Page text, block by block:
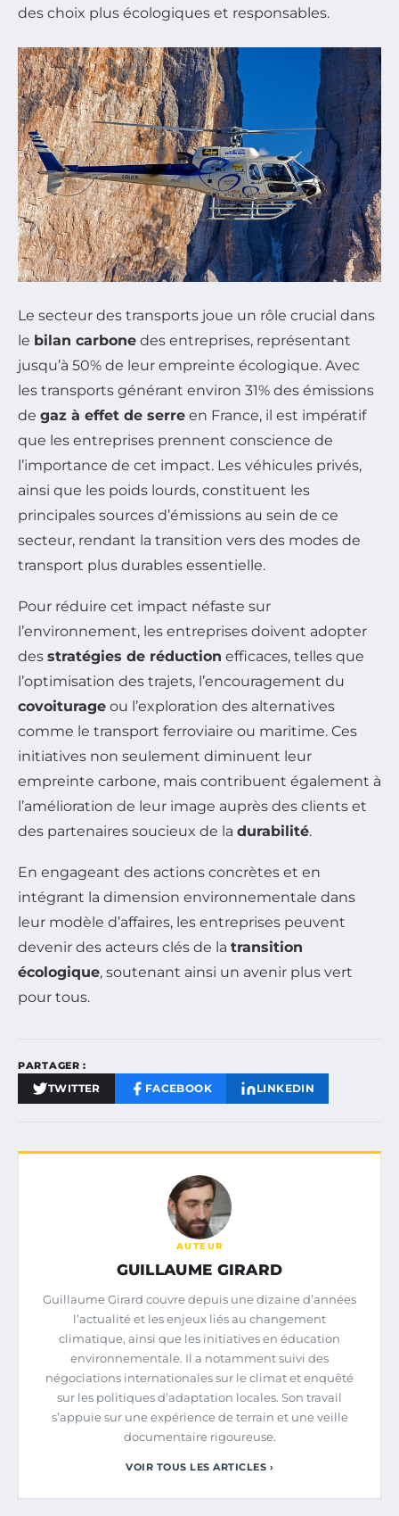
des choix plus écologiques et responsables.
Le secteur des transports joue un rôle crucial dans
le bilan carbone des entreprises, représentant
jusqu’à 50% de leur empreinte écologique. Avec
les transports générant environ 31% des émissions
de gaz à effet de serre en France, il est impératif
que les entreprises prennent conscience de
l’importance de cet impact. Les véhicules privés,
ainsi que les poids lourds, constituent les
principales sources d’émissions au sein de ce
secteur, rendant la transition vers des modes de
transport plus durables essentielle.
Pour réduire cet impact néfaste sur
l’environnement, les entreprises doivent adopter
des stratégies de réduction efficaces, telles que
l’optimisation des trajets, l’encouragement du
covoiturage ou l’exploration des alternatives
comme le transport ferroviaire ou maritime. Ces
initiatives non seulement diminuent leur
empreinte carbone, mais contribuent également à
l’amélioration de leur image auprès des clients et
des partenaires soucieux de la durabilité.
En engageant des actions concrètes et en
intégrant la dimension environnementale dans
leur modèle d’affaires, les entreprises peuvent
devenir des acteurs clés de la transition
écologique, soutenant ainsi un avenir plus vert
pour tous.
PARTAGER :
TWITTER FACEBOOK LINKEDIN
AUTEUR
GUILLAUME GIRARD
Guillaume Girard couvre depuis une dizaine d’années
l’actualité et les enjeux liés au changement
climatique, ainsi que les initiatives en éducation
environnementale. Il a notamment suivi des
négociations internationales sur le climat et enquêté
sur les politiques d’adaptation locales. Son travail
s’appuie sur une expérience de terrain et une veille
documentaire rigoureuse.
VOIR TOUS LES ARTICLES ›